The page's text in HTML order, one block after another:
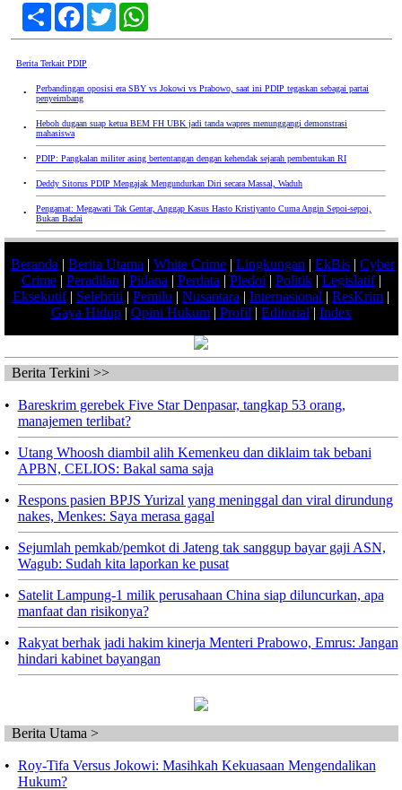
ShareFacebook
TwitterWhatsApp
Berita Terkait PDIP
•
Perbandingan oposisi era SBY vs Jokowi vs Prabowo, saat ini PDIP tegaskan sebagai partai
penyeimbang
•
Heboh dugaan suap ketua BEM FH UBK jadi tanda wapres menunggangi demonstrasi
mahasiswa
• PDIP: Pangkalan militer asing bertentangan dengan kehendak sejarah pembentukan RI
• Deddy Sitorus PDIP Mengajak Mengundurkan Diri secara Massal, Waduh
•
Pengamat: Megawati Tak Gentar, Anggap Kasus Hasto Kristiyanto Cuma Angin Sepoi-sepoi,
Bukan Badai
Beranda | Berita Utama | White Crime | Lingkungan | EkBis | Cyber
Crime| Peradilan | Pidana | Perdata | Pledoi | Politik| Legislatif|
Eksekutif| Selebriti | Pemilu | Nusantara | Internasional | ResKrim |
Gaya Hidup| Opini Hukum| Profil | Editorial | Index
Berita Terkini >>
• Bareskrim gerebek Five Star Denpasar, tangkap 53 orang,
manajemen terlibat?
• Utang Whoosh diambil alih Kemenkeu dan diklaim tak bebani
APBN, CELIOS: Bakal sama saja
• Respons pasien BPJS Yurizal yang meninggal dan viral dirundung
nakes, Menkes: Saya merasa gagal
•
Sejumlah pemkab/pemkot di Jateng tak sanggup bayar gaji ASN,
Wagub: Sudah kita laporkan ke pusat
•
Satelit Lampung-1 milik perusahaan China siap diluncurkan, apa
manfaat dan risikonya?
• Rakyat berhak jadi hakim kinerja Menteri Prabowo, Emrus: Jangan
hindari kabinet bayangan
Berita Utama >
• Roy-Tifa Versus Jokowi: Masihkah Kekuasaan Mengendalikan
Hukum?